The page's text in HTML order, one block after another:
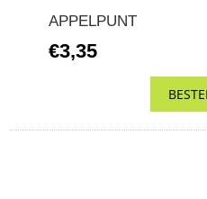
APPELPUNT
€3,35